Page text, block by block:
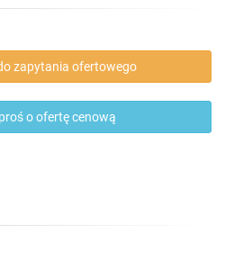
zapytania ofertowego
o ofertę cenową